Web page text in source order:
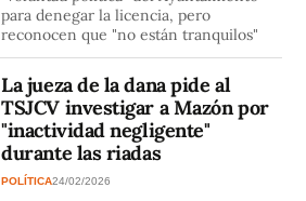
para denegar la licencia, pero
reconocen que "no están tranquilos"
La jueza de la dana pide al
TSJCV investigar a Mazón por
"inactividad negligente"
durante las riadas
POLÍTICA24/02/2026